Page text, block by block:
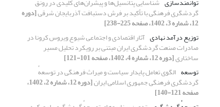
گردشگری فرهنگی با تأکید بر فرش دستبافت آذربایجان شرقی[دوره
12، شماره 3، 1402، صفحه 225-238]
توزیع درآمد نهادی آثار اقتصادی و اجتماعی شیوع ویروس کرونا در
صادرات صنعت گردشگری ایران مبتنی بر رویکرد تحلیل مسیر
ساختاری[دوره 12، شماره 4، 1402، صفحه 101-121]
توسعه الگوی تعامل پایدار سیاست و میراث فرهنگی در توسعهٔ
گردشگری فرهنگی جمهوری اسلامی ایران [دوره 12، شماره 2، 1402،
صفحه 121-140]